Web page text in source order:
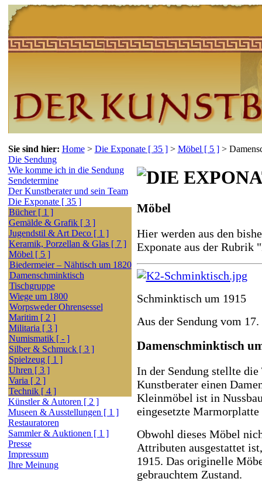
Sie sind hier: Home > Die Exponate [ 35 ] > Möbel [ 5 ] >
Die Sendung
Wie komme ich in die Sendung
Sendetermine
Der Kunstberater und sein Team
Die Exponate [ 35 ]
Bücher [ 1 ]
Gemälde & Grafik [ 3 ]
Jugendstil & Art Deco [ 1 ]
Keramik, Porzellan & Glas [ 7 ]
Möbel [ 5 ]
Biedermeier – Nähtisch um 1820
Damenschminktisch
Tischgruppe
Wiege um 1800
Worpsweder Ohrensessel
Maritim [ 2 ]
Militaria [ 3 ]
Numismatik [ - ]
Silber & Schmuck [ 3 ]
Spielzeug [ 1 ]
Uhren [ 3 ]
Varia [ 2 ]
Technik [ 4 ]
Künstler & Autoren [ 2 ]
Museen & Ausstellungen [ 1 ]
Restauratoren
Sammler & Auktionen [ 1 ]
Presse
Impressum
Ihre Meinung
Möbel
Hier werden aus den
Exponate aus der Rubrik
Schminktisch um 1915
Aus der Sendung vom
Damenschminktisch
In der Sendung stellte
Kunstberater einen
Kleinmöbel ist in
eingesetzte
Obwohl dieses Möbel
Attributen ausgestattet
1915. Das originelle
gebrauchtem Zustand.